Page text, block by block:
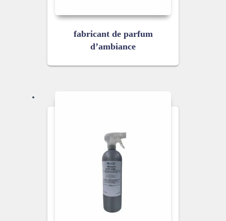
fabricant de parfum
d’ambiance